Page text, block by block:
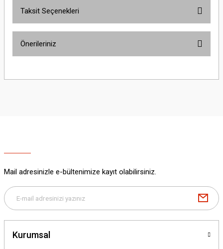
Taksit Seçenekleri
Önerileriniz
yetersiz gördüğünüz noktaları öneri formunu kullanarak tarafımıza
Bu ürüne benzer farklı alternatifler olmalı.
Mail adresinizle e-bültenimize kayıt olabilirsiniz.
Kurumsal